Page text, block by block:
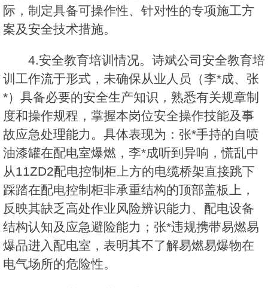
际，制定具备可操作性、针对性的专项施工方
案及安全技术措施。
4.安全教育培训情况。诗斌公司安全教育培
训工作流于形式，未确保从业人员（李*成、张
*）具备必要的安全生产知识，熟悉有关规章制
度和操作规程，掌握本岗位安全操作技能及事
故应急处理能力。具体表现为：张*手持的自喷
油漆罐在配电室爆燃，李*成听到异响，慌乱中
从11ZD2配电控制柜上方的电缆桥架直接跳下
踩踏在配电控制柜非承重结构的顶部盖板上，
反映其缺乏高处作业风险辨识能力、配电设备
结构认知及应急避险能力；张*违规携带易燃易
爆品进入配电室，表明其不了解易燃易爆物在
电气场所的危险性。